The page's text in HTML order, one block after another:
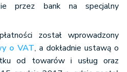
przez bank na specjalny
został wprowadzony
o VAT, a dokładnie ustawą o
od towarów i usług oraz